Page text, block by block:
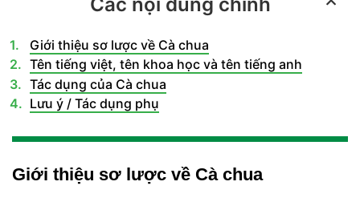
Giới thiệu sơ lược về Cà chua
Tên tiếng việt, tên khoa học và tên tiếng anh
Tác dụng của Cà chua
Lưu ý / Tác dụng phụ
Giới thiệu sơ lược về Cà chua